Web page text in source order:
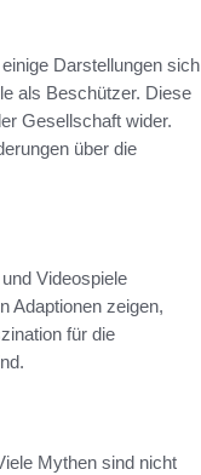
Darstellungen sich
als Beschützer. Diese
Gesellschaft wider.
über die
Videospiele
Adaptionen zeigen,
für die
Mythen sind nicht